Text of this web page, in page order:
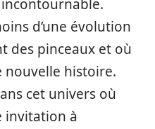
d’une évolution
des pinceaux et où
nouvelle histoire.
cet univers où
invitation à